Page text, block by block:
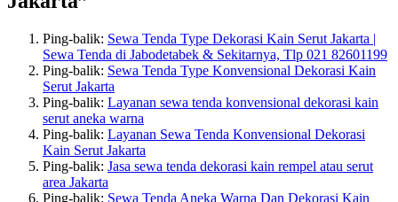
Ping-balik: Sewa Tenda Type Dekorasi Kain Serut Jakarta |
Sewa Tenda di Jabodetabek & Sekitarnya, Tlp 021 82601199
Ping-balik: Sewa Tenda Type Konvensional Dekorasi Kain
Serut Jakarta
Ping-balik: Layanan sewa tenda konvensional dekorasi kain
serut aneka warna
Ping-balik: Layanan Sewa Tenda Konvensional Dekorasi
Kain Serut Jakarta
Ping-balik: Jasa sewa tenda dekorasi kain rempel atau serut
area Jakarta
Ping-balik: Sewa Tenda Aneka Warna Dan Dekorasi Kain